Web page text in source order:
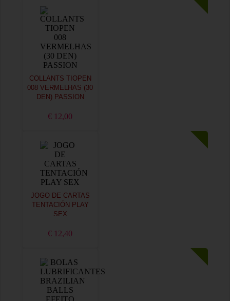
COLLANTS TIOPEN
008 VERMELHAS (30
DEN) PASSION
€ 12,00
JOGO DE CARTAS
TENTACIÓN PLAY
SEX
€ 12,40